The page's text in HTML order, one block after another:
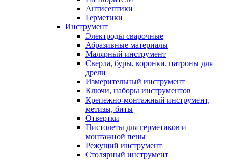
Антисептики
Герметики
Инструмент
Электроды сварочные
Абразивные материалы
Малярный инструмент
Сверла, буры, коронки. патроны для
дрели
Измерительный инструмент
Ключи, наборы инструментов
Крепежно-монтажный инструмент,
метизы, биты
Отвертки
Пистолеты для герметиков и
монтажной пены
Режущий инструмент
Столярный инструмент